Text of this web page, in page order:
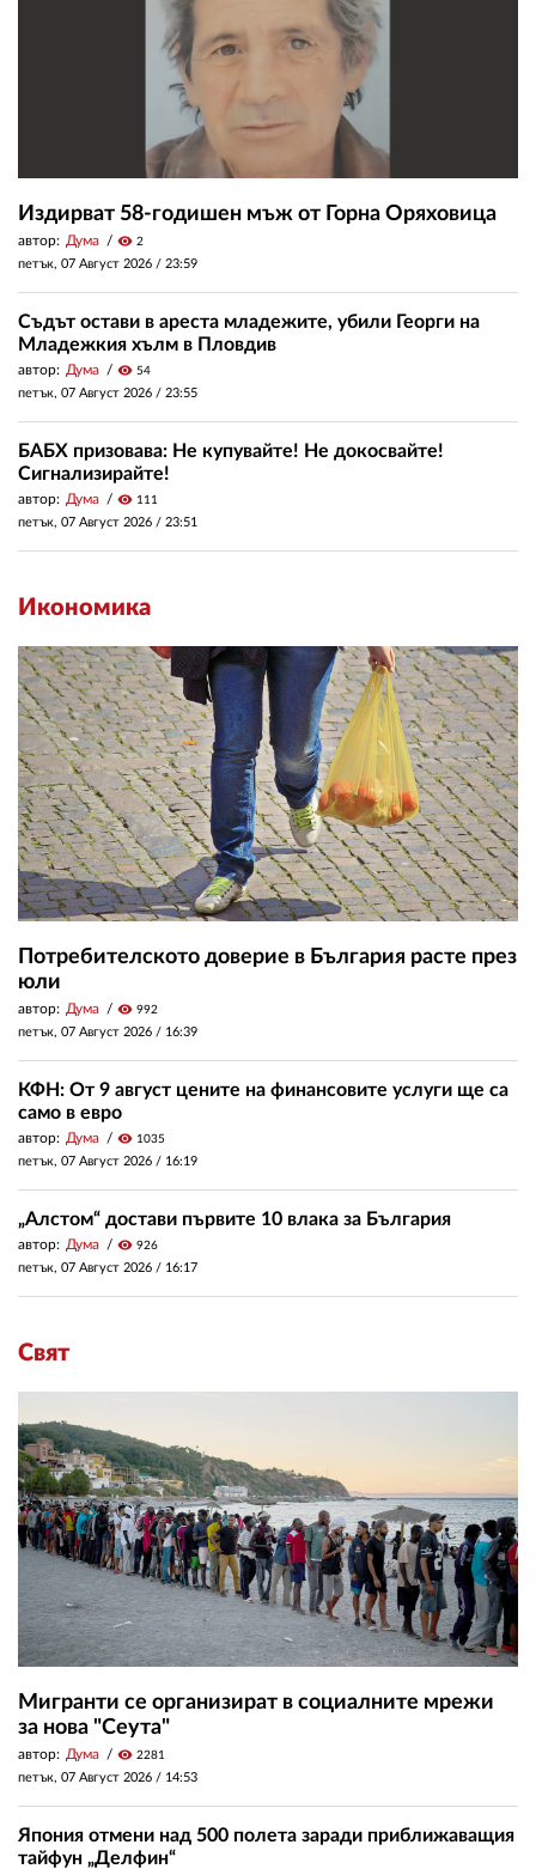
Издирват 58-годишен мъж от Горна Оряховица
автор: Дума visibility 2
петък, 07 Август 2026 / 23:59
Съдът остави в ареста младежите, убили Георги на
Младежкия хълм в Пловдив
автор: Дума visibility 54
петък, 07 Август 2026 / 23:55
БАБХ призовава: Не купувайте! Не докосвайте!
Сигнализирайте!
автор: Дума visibility 111
петък, 07 Август 2026 / 23:51
Икономика
Потребителското доверие в България расте през
юли
автор: Дума visibility 992
петък, 07 Август 2026 / 16:39
КФН: От 9 август цените на финансовите услуги ще са
само в евро
автор: Дума visibility 1035
петък, 07 Август 2026 / 16:19
„Алстом“ достави първите 10 влака за България
автор: Дума visibility 926
петък, 07 Август 2026 / 16:17
Свят
Мигранти се организират в социалните мрежи
за нова "Сеута"
автор: Дума visibility 2281
петък, 07 Август 2026 / 14:53
Япония отмени над 500 полета заради приближаващия
тайфун „Делфин“